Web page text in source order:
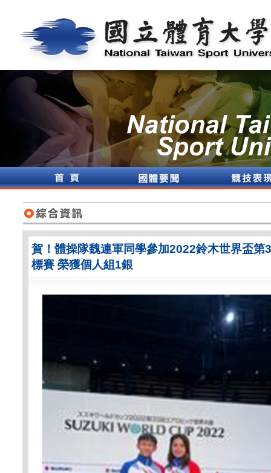
賀！體操隊魏連軍同學參加2022鈴木世界盃第
標賽 榮獲個人組1銀